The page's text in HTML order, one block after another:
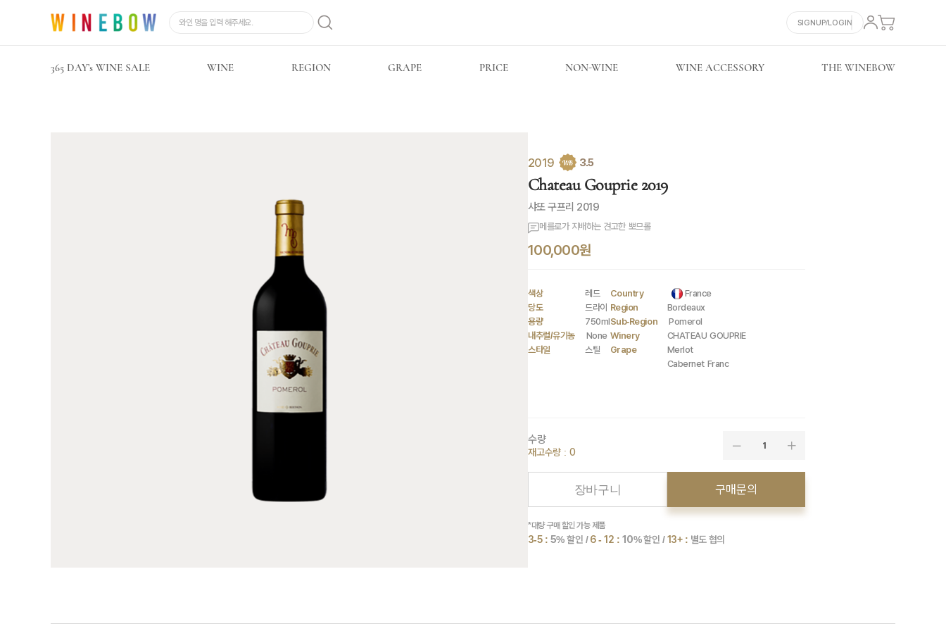
SIGNUP/LOGIN
365 DAY’s WINE SALE WINE REGION GRAPE PRICE NON-WINE WINE ACCESSORY THE WINEBOW
2019 3.5
Chateau Gouprie 2019
샤또 구프리 2019
메를로가 지배하는 견고한 뽀므롤
100,000원
색상
레드
당도
드라이
용량
750ml
내추럴/유기농
None
스타일
스틸
Country
France
Region
Bordeaux
Sub-Region
Pomerol
Winery
CHATEAU GOUPRIE
Grape
Merlot
Cabernet Franc
수량
재고수량 : 0
1
장바구니 구매문의
*대량 구매 할인 가능 제품
3-5 : 5% 할인 /6 - 12 : 10% 할인 /13+ : 별도 협의